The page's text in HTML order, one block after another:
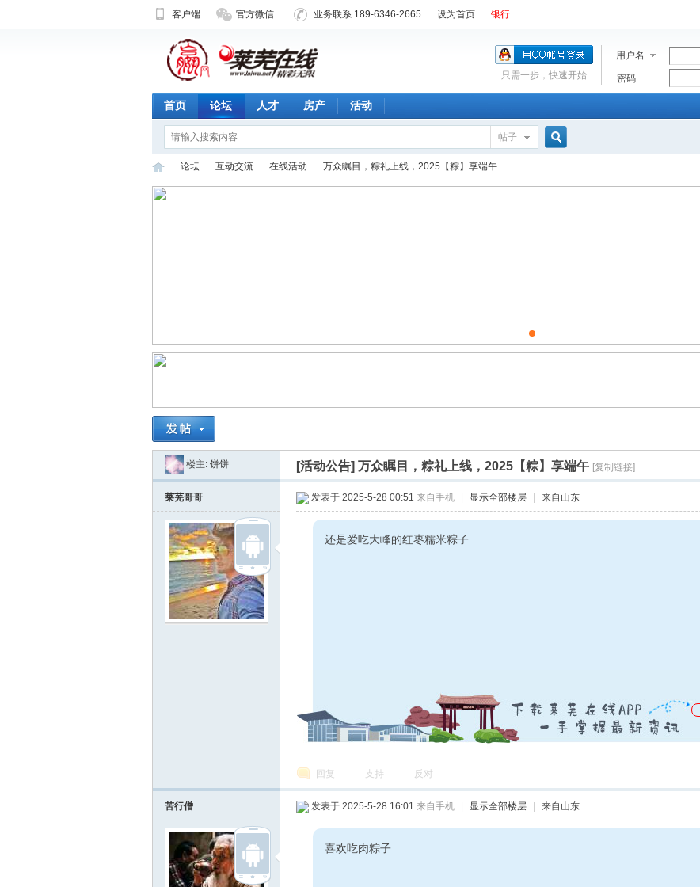
客户端 官方微信 业务联系 189-6346-2665 设为首页 银行
用户名
密码
只需一步，快速开始
首页 论坛 人才 房产 活动
帖子
论坛 互动交流 在线活动 万众瞩目，粽礼上线，2025【粽】享端午
楼主: 饼饼 [活动公告] 万众瞩目，粽礼上线，2025【粽】享端午 [复制链接]
莱芜哥哥 发表于 2025-5-28 00:51 来自手机 显示全部楼层 来自山东
还是爱吃大峰的红枣糯米粽子
回复 支持 反对
苦行僧 发表于 2025-5-28 16:01 来自手机 显示全部楼层 来自山东
喜欢吃肉粽子